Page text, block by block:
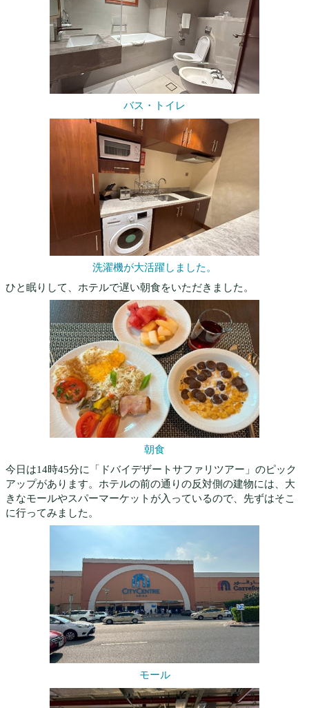
バス・トイレ
洗濯機が大活躍しました。
ひと眠りして、ホテルで遅い朝食をいただきました。
朝食
今日は14時45分に「ドバイデザートサファリツアー」のピック
アップがあります。ホテルの前の通りの反対側の建物には、大
きなモールやスパーマーケットが入っているので、先ずはそこ
に行ってみました。
モール